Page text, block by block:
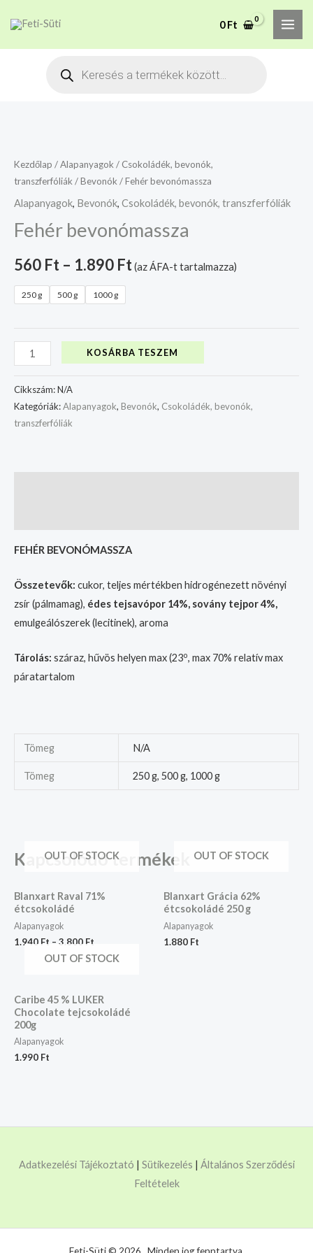
content
0Ft
Products
Kezdőlap /Alapanyagok / Csokoládék, bevonók,
transzferfóliák /Bevonók / Fehér bevonómassza
Alapanyagok, Bevonók, Csokoládék, bevonók, transzferfóliák
Fehér bevonómassza
560 Ft – 1.890 Ft(az ÁFA-t tartalmazza)
250 g 500 g 1000 g
mennyiség
KOSÁRBA TESZEM
Cikkszám:N/A
Kategóriák:Alapanyagok, Bevonók, Csokoládék, bevonók,
transzferfóliák
FEHÉR BEVONÓMASSZA
Összetevők: cukor, teljes mértékben hidrogénezett növényi
zsír (pálmamag), édes tejsavópor 14%, sovány tejpor 4%,
emulgeálószerek (lecitinek), aroma
Tárolás: száraz, hűvös helyen max (23o, max 70% relatív max
páratartalom
Tömeg N/A
Tömeg 250 g, 500 g, 1000 g
Kapcsolódó termékek
OUT OF STOCK
Blanxart Raval 71%
étcsokoládé
Alapanyagok
1.940 Ft – 3.800 Ft
OUT OF STOCK
Blanxart Grácia 62%
étcsokoládé 250 g
Alapanyagok
1.880 Ft
OUT OF STOCK
Caribe 45 % LUKER
Chocolate tejcsokoládé
200g
Alapanyagok
1.990 Ft
Adatkezelési Tájékoztató | Sütikezelés | Általános Szerződési
Feltételek
Feti-Süti © 2026. Minden jog fenntartva.
A mélyhűtött termékeket
csakis saját felelősségre
Megértettem